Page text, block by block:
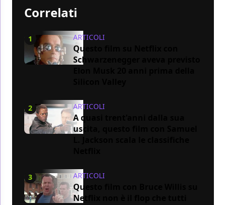
Correlati
1 ARTICOLI
Questo film su Netflix con
Schwarzenegger aveva previsto
2 ARTICOLI
A quasi trent'anni dalla sua
uscita, questo film con Samuel
3 ARTICOLI
Questo film con Bruce Willis su
Netflix non è il flop che tutti